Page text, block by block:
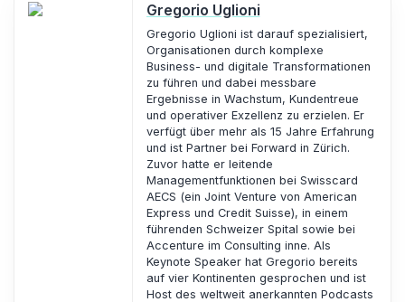
Gregorio Uglioni
Gregorio Uglioni ist darauf spezialisiert,
Organisationen durch komplexe
Business- und digitale Transformationen
zu führen und dabei messbare
Ergebnisse in Wachstum, Kundentreue
und operativer Exzellenz zu erzielen. Er
verfügt über mehr als 15 Jahre Erfahrung
und ist Partner bei Forward in Zürich.
Zuvor hatte er leitende
Managementfunktionen bei Swisscard
AECS (ein Joint Venture von American
Express und Credit Suisse), in einem
führenden Schweizer Spital sowie bei
Accenture im Consulting inne. Als
Keynote Speaker hat Gregorio bereits
auf vier Kontinenten gesprochen und ist
Host des weltweit anerkannten Podcasts